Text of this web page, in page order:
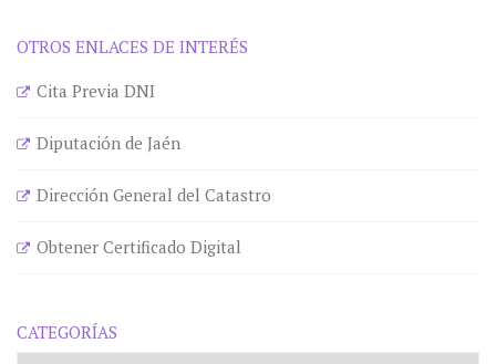
OTROS ENLACES DE INTERÉS
Cita Previa DNI
Diputación de Jaén
Dirección General del Catastro
Obtener Certificado Digital
CATEGORÍAS